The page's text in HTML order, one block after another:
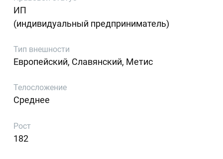
ИП
(индивидуальный предприниматель)
Тип внешности
Европейский, Славянский, Метис
Телосложение
Среднее
Рост
182